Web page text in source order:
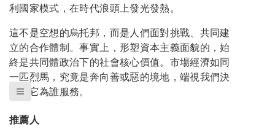
利國家模式，在時代浪頭上發光發熱。
這不是空想的烏托邦，而是人們面對挑戰、共同建
立的合作體制。事實上，形塑資本主義面貌的，始
終是共同體政治下的社會核心價值。市場經濟如同
一匹烈馬，究竟是奔向善或惡的境地，端視我們決
定讓它為誰服務。
推薦人